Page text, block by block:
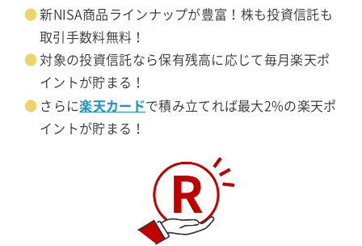
新NISA商品ラインナップが豊富！株も投資信託も
取引手数料無料！
対象の投資信託なら保有残高に応じて毎月楽天ポ
イントが貯まる！
さらに楽天カードで積み立てれば最大2%の楽天ポ
イントが貯まる！